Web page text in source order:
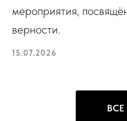
мероприятия,
верности.
15.07.2026